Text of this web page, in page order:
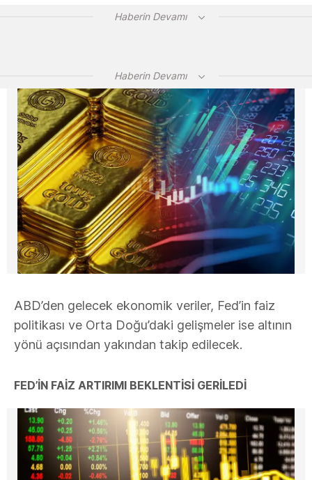
Haberin Devamı
Haberin Devamı
ABD’den gelecek ekonomik veriler, Fed’in faiz
politikası ve Orta Doğu’daki gelişmeler ise altının
yönü açısından yakından takip edilecek.
FED’İN FAİZ ARTIRIMI BEKLENTİSİ GERİLEDİ